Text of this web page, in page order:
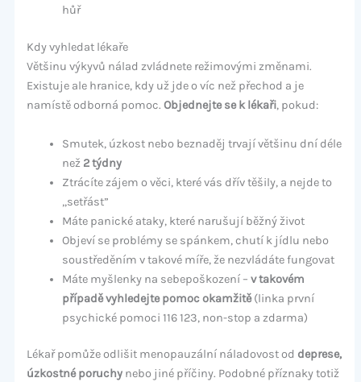
hůř
Kdy vyhledat lékaře
Většinu výkyvů nálad zvládnete režimovými změnami.
Existuje ale hranice, kdy už jde o víc než přechod a je
namístě odborná pomoc. Objednejte se k lékaři, pokud:
Smutek, úzkost nebo beznaděj trvají většinu dní déle
než 2 týdny
Ztrácíte zájem o věci, které vás dřív těšily, a nejde to
„setřást”
Máte panické ataky, které narušují běžný život
Objeví se problémy se spánkem, chutí k jídlu nebo
soustředěním v takové míře, že nezvládáte fungovat
Máte myšlenky na sebepoškození – v takovém
případě vyhledejte pomoc okamžitě(linka první
psychické pomoci 116 123, non-stop a zdarma)
Lékař pomůže odlišit menopauzální náladovost od deprese,
úzkostné poruchynebo jiné příčiny. Podobné příznaky totiž